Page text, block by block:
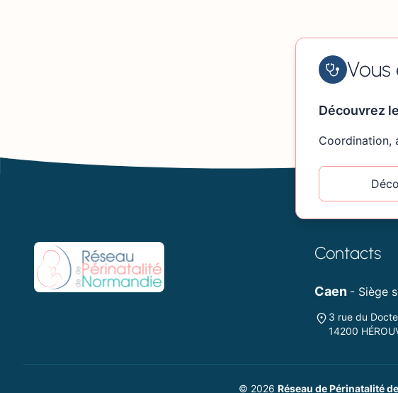
Découvrez
Coordination,
Contacts
Caen - Siège
3 rue du
14200
© 2026 Réseau de Périnatalité